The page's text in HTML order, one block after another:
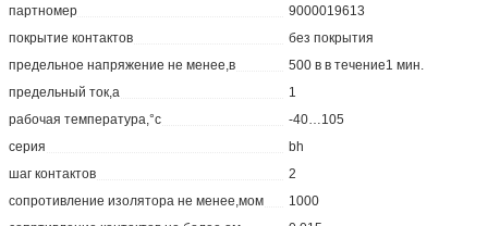
партномер
9000019613
покрытие контактов
без покрытия
предельное напряжение не менее,в
500 в в течение1 мин.
предельный ток,а
1
рабочая температура,°с
-40…105
серия
bh
шаг контактов
2
сопротивление изолятора не менее,мом
1000